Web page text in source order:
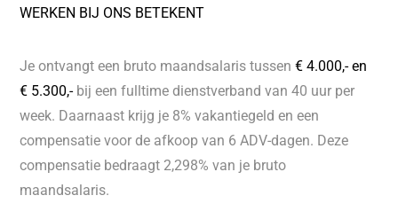
WERKEN BIJ ONS BETEKENT
Je ontvangt een bruto maandsalaris tussen€ 4.000,- en
€ 5.300,-bij een fulltime dienstverband van 40 uur per
week. Daarnaast krijg je 8% vakantiegeld en een
compensatie voor de afkoop van 6 ADV-dagen. Deze
compensatie bedraagt 2,298% van je bruto
maandsalaris.